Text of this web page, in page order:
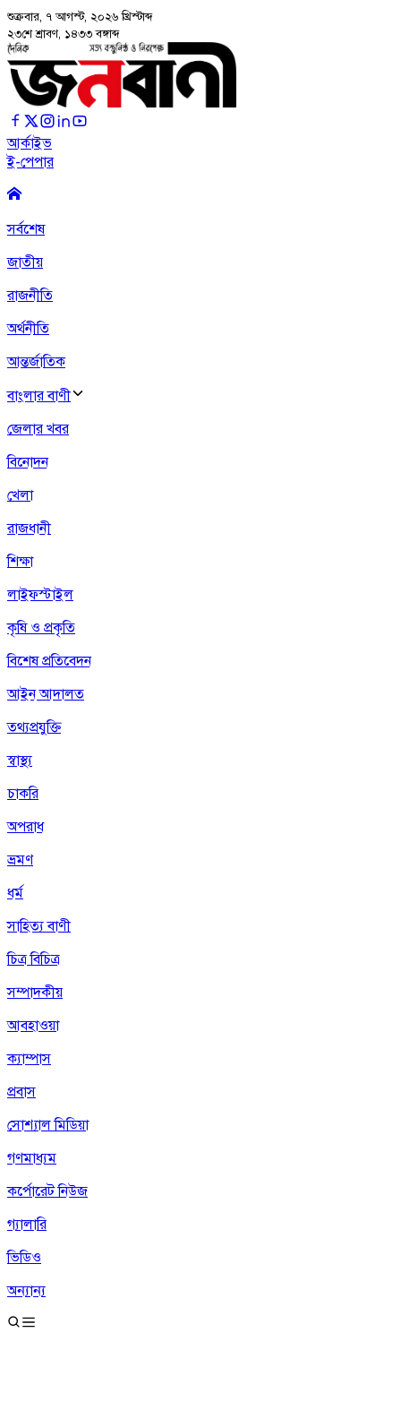
শুক্রবার, ৭ আগস্ট, ২০২৬ খ্রিস্টাব্দ
২৩শে শ্রাবণ, ১৪৩৩ বঙ্গাব্দ
আর্কাইভ
ই-পেপার
সর্বশেষ
জাতীয়
রাজনীতি
অর্থনীতি
আন্তর্জাতিক
বাংলার বাণী
জেলার খবর
বিনোদন
খেলা
রাজধানী
শিক্ষা
লাইফস্টাইল
কৃষি ও প্রকৃতি
বিশেষ প্রতিবেদন
আইন আদালত
তথ্যপ্রযুক্তি
স্বাস্থ্য
চাকরি
অপরাধ
ভ্রমণ
ধর্ম
সাহিত্য বাণী
চিত্র বিচিত্র
সম্পাদকীয়
আবহাওয়া
ক্যাম্পাস
প্রবাস
সোশ্যাল মিডিয়া
গণমাধ্যম
কর্পোরেট নিউজ
গ্যালারি
ভিডিও
অন্যান্য